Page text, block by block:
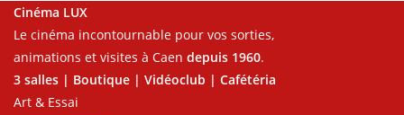
Cinéma LUX
Le cinéma incontournable pour vos sorties,
animations et visites à Caen depuis 1960.
3 salles | Boutique | Vidéoclub | Cafétéria
Art & Essai